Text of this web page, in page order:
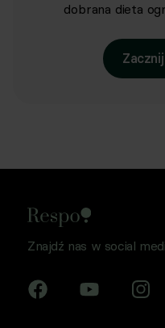
dobrana dieta
Znajdź nas w social